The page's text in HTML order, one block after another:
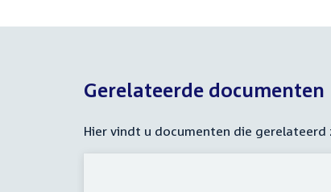
Gerelateerde documenten
Hier vindt u documenten die gerelateerd